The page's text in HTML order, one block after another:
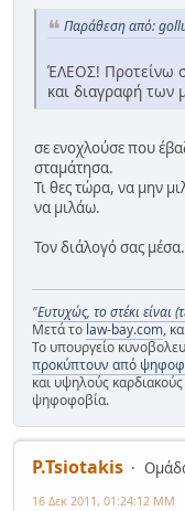
Παράθεση από:
ΈΛΕΟΣ! Προτείνω
και διαγραφή των
σε ενοχλούσε που
σταμάτησα.
Τι θες τώρα, να μην
να μιλάω.
Τον διάλογό σας
"Ευτυχώς, το στέκι είναι
Μετά το law-bay.com,
Το υπουργείο
προκύπτουν από
και υψηλούς
ψηφοφοβία.
P.Tsiotakis
16 Δεκ 2011, 01:24:12 ΜΜ